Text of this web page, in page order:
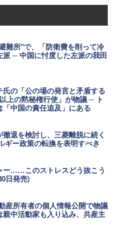
難所"で、「防衛費を削って冷
─ 中国に忖度した左派の我田
氏の「公の場の発言と矛盾する
上の黙秘権行使」が物議 ─ ト
中国の責任追及」にある
退を検討し、三菱離脱に続く
ー政策の転換を表明すべき
ー……このストレスどう抜こう
日発売)
産所有者の個人情報公開で物議
中活動家も入り込み、共産主